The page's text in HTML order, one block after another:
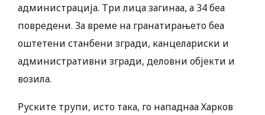
администрација. Три лица загинаа, а 34 беа
повредени. За време на гранатирањето беа
оштетени станбени згради, канцелариски и
административни згради, деловни објекти и
возила.
Руските трупи, исто така, го нападнаа Харков